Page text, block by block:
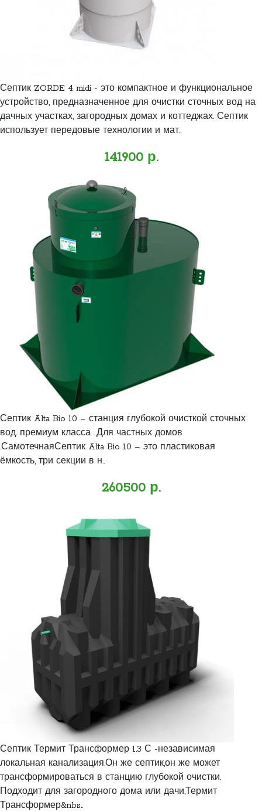
Септик ZORDE 4 midi - это компактное и функциональное
устройство, предназначенное для очистки сточных вод на
дачных участках, загородных домах и коттеджах. Септик
использует передовые технологии и мат..
141900 р.
Септик Alta Bio 10 – станция глубокой очисткой сточных
вод. премиум класса Для частных домов
.СамотечнаяСептик Alta Bio 10 – это пластиковая
ёмкость, три секции в н..
260500 р.
Септик Термит Трансформер 1.3 С -независимая
локальная канализация.Он же септик,он же может
трансформироваться в станцию глубокой очистки.
Подходит для загородного дома или дачи,Термит
Трансформер&nbs..